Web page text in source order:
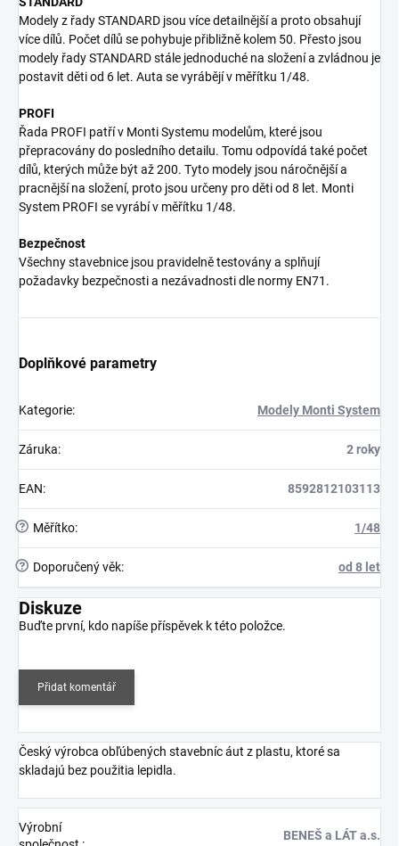
Modely z řady STANDARD jsou více detailnější a proto obsahují
více dílů. Počet dílů se pohybuje přibližně kolem 50. Přesto jsou
modely řady STANDARD stále jednoduché na složení a zvládnou je
postavit děti od 6 let. Auta se vyrábějí v měřítku 1/48.
PROFI
Řada PROFI patří v Monti Systemu modelům, které jsou
přepracovány do posledního detailu. Tomu odpovídá také počet
dílů, kterých může být až 200. Tyto modely jsou náročnější a
pracnější na složení, proto jsou určeny pro děti od 8 let. Monti
System PROFI se vyrábí v měřítku 1/48.
Bezpečnost
Všechny stavebnice jsou pravidelně testovány a splňují
požadavky bezpečnosti a nezávadnosti dle normy EN71.
Doplňkové parametry
Kategorie: Modely Monti System
Záruka: 2 roky
EAN: 8592812103113
? Měřítko: 1/48
? Doporučený věk: od 8 let
Diskuze
Buďte první, kdo napíše příspěvek k této položce.
Přidat komentář
Český výrobca obľúbených stavebníc áut z plastu, ktoré sa
skladajú bez použitia lepidla.
Výrobní
BENEŠ a LÁT a.s.